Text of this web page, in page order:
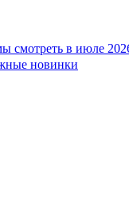
смотреть в июле
новинки